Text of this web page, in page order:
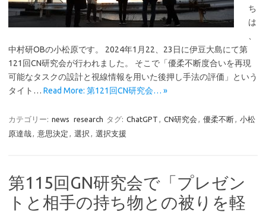
ち
は
中村研OBの小松原です。 2024年1月22、23日に伊豆大島にて第
121回CN研究会が行われました。 そこで「優柔不断度合いを再現
可能なタスクの設計と視線情報を用いた後押し手法の評価」という
タイト… Read More: 第121回CN研究会… »
カテゴリー: news research タグ: ChatGPT , CN研究会 , 優柔不断, 小松
原達哉, 意思決定 , 選択 , 選択支援
第115回GN研究会で「プレゼン
トと相手の持ち物との被りを軽